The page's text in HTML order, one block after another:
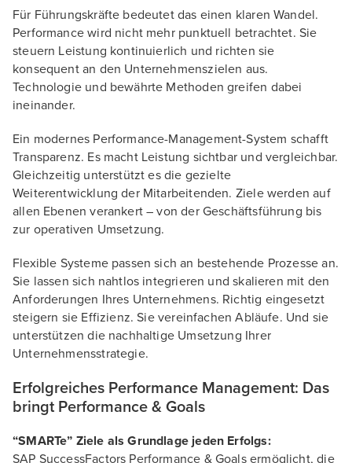
Für Führungskräfte bedeutet das einen klaren Wandel.
Performance wird nicht mehr punktuell betrachtet. Sie
steuern Leistung kontinuierlich und richten sie
konsequent an den Unternehmenszielen aus.
Technologie und bewährte Methoden greifen dabei
ineinander.
Ein modernes Performance-Management-System schafft
Transparenz. Es macht Leistung sichtbar und vergleichbar.
Gleichzeitig unterstützt es die gezielte
Weiterentwicklung der Mitarbeitenden. Ziele werden auf
allen Ebenen verankert – von der Geschäftsführung bis
zur operativen Umsetzung.
Flexible Systeme passen sich an bestehende Prozesse an.
Sie lassen sich nahtlos integrieren und skalieren mit den
Anforderungen Ihres Unternehmens. Richtig eingesetzt
steigern sie Effizienz. Sie vereinfachen Abläufe. Und sie
unterstützen die nachhaltige Umsetzung Ihrer
Unternehmensstrategie.
Erfolgreiches Performance Management: Das
bringt Performance & Goals
“SMARTe” Ziele als Grundlage jeden Erfolgs:
SAP SuccessFactors Performance & Goals ermöglicht, die